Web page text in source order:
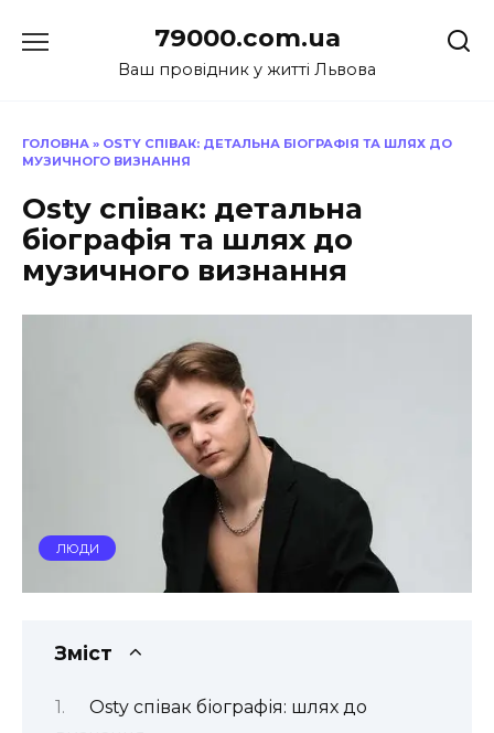
до
79000.com.ua
Ваш провідник у житті Львова
ГОЛОВНА » OSTY СПІВАК: ДЕТАЛЬНА БІОГРАФІЯ ТА ШЛЯХ ДО
МУЗИЧНОГО ВИЗНАННЯ
Osty співак: детальна
біографія та шлях до
музичного визнання
ЛЮДИ
Зміст
Osty співак біографія: шлях до